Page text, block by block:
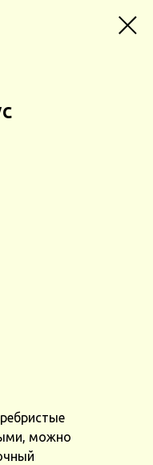
можно